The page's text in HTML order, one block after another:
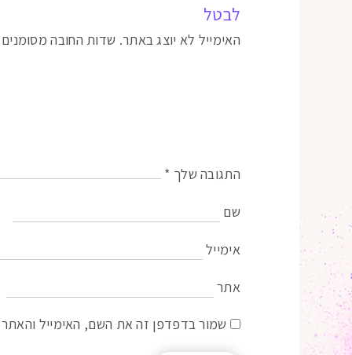
לבטל
האימייל לא יוצג באתר. שדות החובה
התגובה שלך *
שם
אימייל
אתר
שמור בדפדפן זה את השם, האימייל